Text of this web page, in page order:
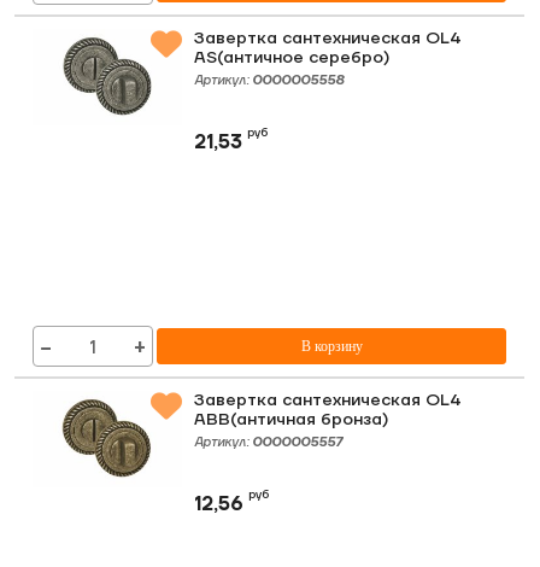
Завертка сантехническая OL4
AS(античное серебро)
Артикул: 0000005558
21,53руб
− + В корзину
Завертка сантехническая OL4
ABB(античная бронза)
Артикул: 0000005557
12,56руб